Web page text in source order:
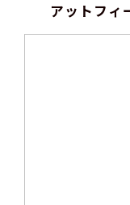
アットフィ